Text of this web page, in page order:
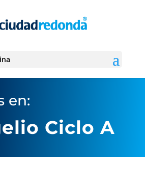
en:
Ciclo A